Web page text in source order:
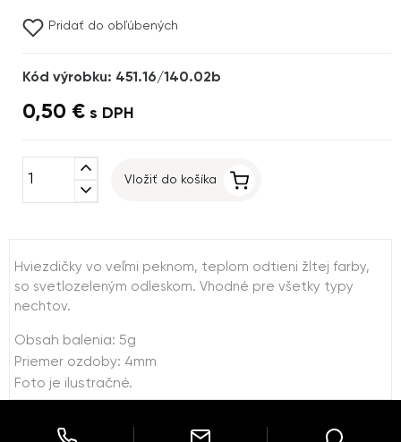
Pridať do obľúbených
Kód výrobku: 451.16/140.02b
0,50 € s DPH
expand_less
expand_more
Vložiť do košíka
Hviezdičky vo veľmi peknom, teplom odtieni žltej farby,
so svetlozeleným odleskom. Vhodné pre všetky typy
nechtov.
Obsah balenia: 5g
Priemer ozdoby: 4mm
Foto je ilustračné.